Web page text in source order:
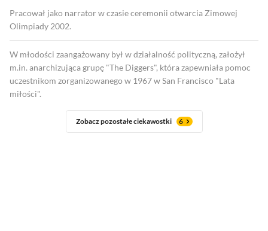
Pracował jako narrator w czasie ceremonii otwarcia Zimowej
Olimpiady 2002.
W młodości zaangażowany był w działalność polityczną, założył
m.in. anarchizująca grupę "The Diggers", która zapewniała pomoc
uczestnikom zorganizowanego w 1967 w San Francisco "Lata
miłości".
Zobacz pozostałe ciekawostki 6